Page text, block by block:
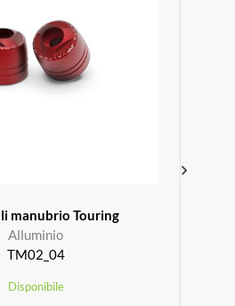
manubrio Touring
Alluminio
TM02_04
Disponibile